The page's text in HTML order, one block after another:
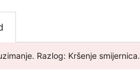
Razlog: Kršenje smijernica.